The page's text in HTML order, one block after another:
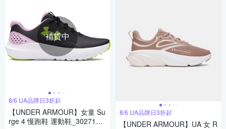
補貨中
8/6 UA品牌日3折起
【UNDER ARMOUR】女童 Su
rge 4 慢跑鞋 運動鞋_3027108-
8/6 UA品牌日3折起
【UNDER ARMOUR】UA 女 R